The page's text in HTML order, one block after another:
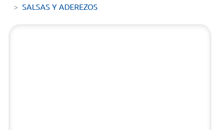
SALSAS Y ADEREZOS